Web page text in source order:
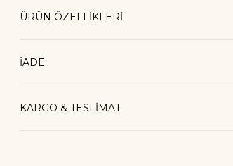
ÜRÜN ÖZELLIKLERI
İADE
KARGO & TESLİMAT